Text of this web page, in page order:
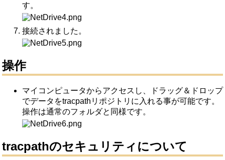
す。
接続されました。
操作
マイコンピュータからアクセスし、ドラッグ＆ドロップ
でデータをtracpathリポジトリに入れる事が可能です。
操作は通常のフォルダと同様です。
tracpathのセキュリティについて